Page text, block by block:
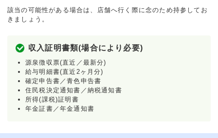
該当の可能性がある場合は、店舗へ行く際に念のため持参してお
きましょう。
収入証明書類(場合により必要)
源泉徴収票(直近／最新分)
給与明細書(直近2ヶ月分)
確定申告書／青色申告書
住民税決定通知書／納税通知書
所得(課税)証明書
年金証書／年金通知書